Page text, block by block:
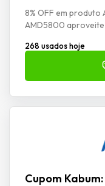
8% OFF em produto
AMD5800
268 usados hoje
Cupom